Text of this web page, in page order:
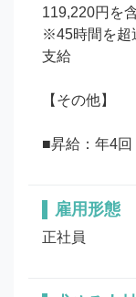
119,220円を
※45時間を超
支給
【その他】
■昇給：年4回
雇用形態
正社員